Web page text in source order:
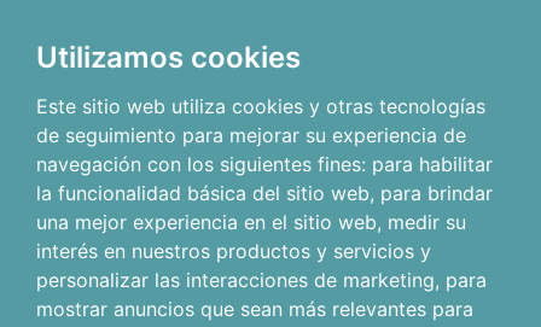
Utilizamos cookies
Este sitio web utiliza cookies y otras tecnologías
de seguimiento para mejorar su experiencia de
navegación con los siguientes fines: para habilitar
la funcionalidad básica del sitio web, para brindar
una mejor experiencia en el sitio web, medir su
interés en nuestros productos y servicios y
personalizar las interacciones de marketing, para
mostrar anuncios que sean más relevantes para